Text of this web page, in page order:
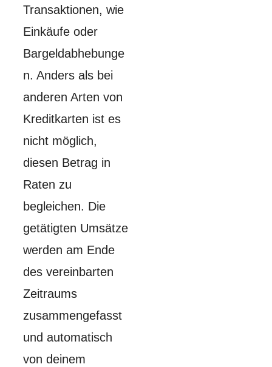
Transaktionen, wie
Einkäufe oder
Bargeldabhebunge
n. Anders als bei
anderen Arten von
Kreditkarten ist es
nicht möglich,
diesen Betrag in
Raten zu
begleichen. Die
getätigten Umsätze
werden am Ende
des vereinbarten
Zeitraums
zusammengefasst
und automatisch
von deinem